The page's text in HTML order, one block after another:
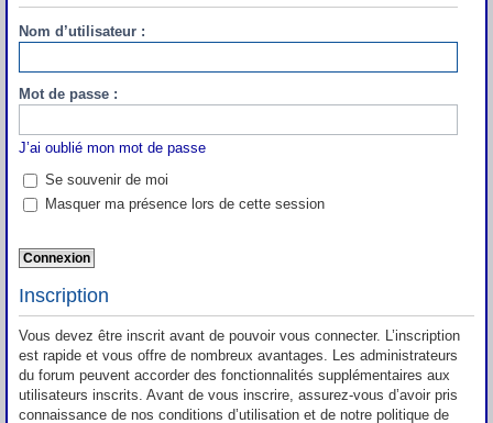
Nom d’utilisateur :
Mot de passe :
J’ai oublié mon mot de passe
Se souvenir de moi
Masquer ma présence lors de cette session
Inscription
Vous devez être inscrit avant de pouvoir vous connecter. L’inscription
est rapide et vous offre de nombreux avantages. Les administrateurs
du forum peuvent accorder des fonctionnalités supplémentaires aux
utilisateurs inscrits. Avant de vous inscrire, assurez-vous d’avoir pris
connaissance de nos conditions d’utilisation et de notre politique de